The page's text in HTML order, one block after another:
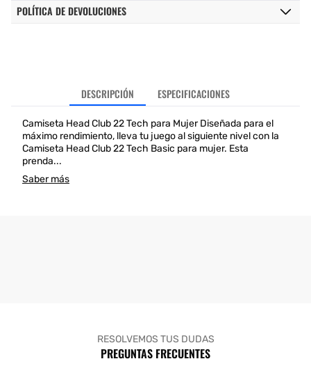
POLÍTICA DE DEVOLUCIONES
DESCRIPCIÓN ESPECIFICACIONES
Camiseta Head Club 22 Tech para Mujer Diseñada para el
máximo rendimiento, lleva tu juego al siguiente nivel con la
Camiseta Head Club 22 Tech Basic para mujer. Esta
prenda...
Saber más
RESOLVEMOS TUS DUDAS
PREGUNTAS FRECUENTES